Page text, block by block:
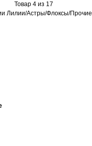
Товар 4 из 17
Лилии/Астры/Флоксы/Прочие